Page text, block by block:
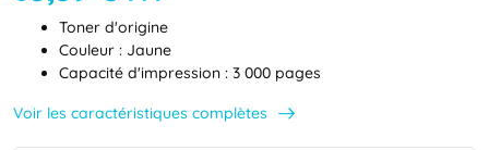
Toner d'origine
Couleur : Jaune
Capacité d'impression : 3 000 pages
Voir les caractéristiques complètes